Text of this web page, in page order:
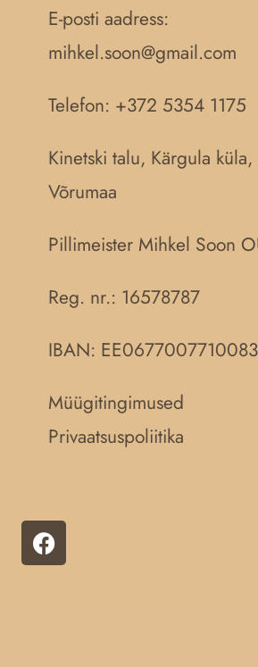
E-posti aadress:
mihkel.soon@gmail.com
Telefon: +372 5354 1175
Kinetski talu, Kärgula
Võrumaa
Pillimeister Mihkel Soon
Reg. nr.: 16578787
IBAN:
Müügitingimused
Privaatsuspoliitika
F
a
c